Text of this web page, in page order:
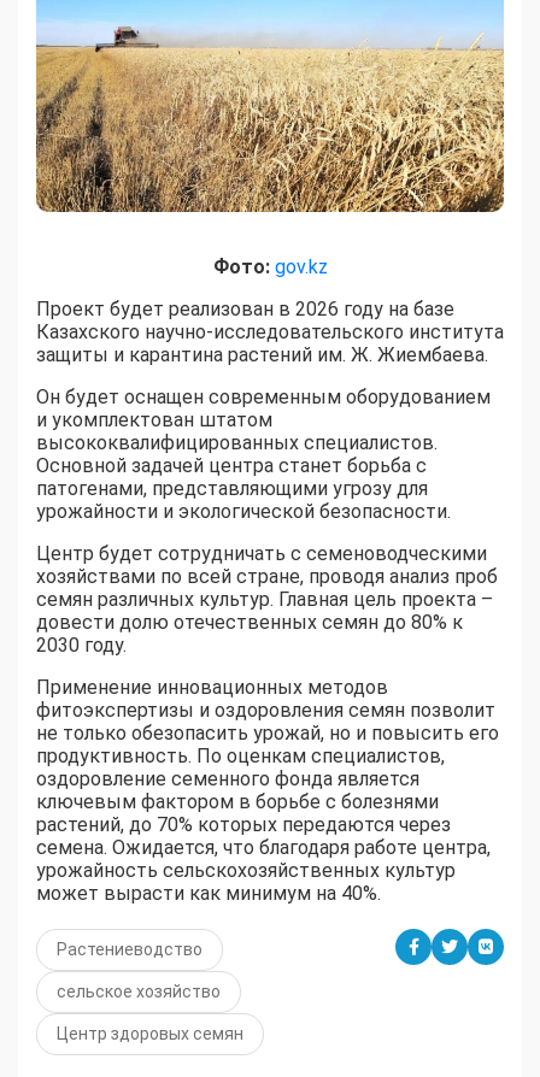
Фото: gov.kz
Проект будет реализован в 2026 году на базе
Казахского научно-исследовательского института
защиты и карантина растений им. Ж. Жиембаева.
Он будет оснащен современным оборудованием
и укомплектован штатом
высококвалифицированных специалистов.
Основной задачей центра станет борьба с
патогенами, представляющими угрозу для
урожайности и экологической безопасности.
Центр будет сотрудничать с семеноводческими
хозяйствами по всей стране, проводя анализ проб
семян различных культур. Главная цель проекта –
довести долю отечественных семян до 80% к
2030 году.
Применение инновационных методов
фитоэкспертизы и оздоровления семян позволит
не только обезопасить урожай, но и повысить его
продуктивность. По оценкам специалистов,
оздоровление семенного фонда является
ключевым фактором в борьбе с болезнями
растений, до 70% которых передаются через
семена. Ожидается, что благодаря работе центра,
урожайность сельскохозяйственных культур
может вырасти как минимум на 40%.
Растениеводство
сельское хозяйство
Центр здоровых семян